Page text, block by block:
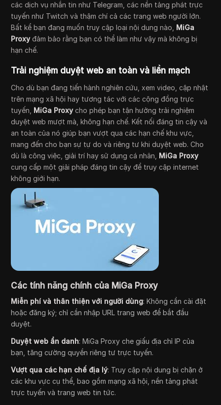
các dịch vụ nhắn tin như Telegram, các nền tảng phát trực
tuyến như Twitch và thậm chí cả các trang web người lớn.
Bất kể bạn đang muốn truy cập loại nội dung nào, MiGa
Proxyđảm bảo rằng bạn có thể làm như vậy mà không bị
hạn chế.
Trải nghiệm duyệt web an toàn và liền mạch
Cho dù bạn đang tiến hành nghiên cứu, xem video, cập nhật
trên mạng xã hội hay tương tác với các cộng đồng trực
tuyến, MiGa Proxycho phép bạn tận hưởng trải nghiệm
duyệt web mượt mà, không hạn chế. Kết nối đáng tin cậy và
an toàn của nó giúp bạn vượt qua các hạn chế khu vực,
mang đến cho bạn sự tự do và riêng tư khi duyệt web. Cho
dù là công việc, giải trí hay sử dụng cá nhân, MiGa Proxy
cung cấp một giải pháp đáng tin cậy để truy cập internet
không giới hạn.
Các tính năng chính của MiGa Proxy
Miễn phí và thân thiện với người dùng: Không cần cài đặt
hoặc đăng ký; chỉ cần nhập URL trang web để bắt đầu
duyệt.
Duyệt web ẩn danh: MiGa Proxy che giấu địa chỉ IP của
bạn, tăng cường quyền riêng tư trực tuyến.
Vượt qua các hạn chế địa lý: Truy cập nội dung bị chặn ở
các khu vực cụ thể, bao gồm mạng xã hội, nền tảng phát
trực tuyến và trang web tin tức.